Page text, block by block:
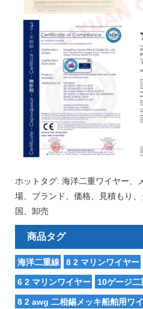
ホットタグ: 海洋二重ワイヤー、
場、ブランド、価格、見積もり
国、卸売
商品タグ
海洋二重線 8 2 マリンワイヤー
6 2 マリンワイヤー 10ゲージ
8 2 awg 二相錫メッキ船舶用ワ